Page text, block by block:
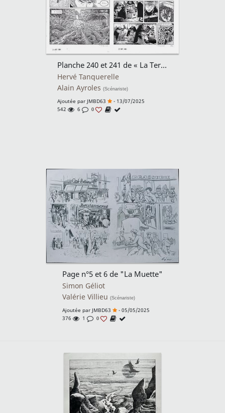
Planche 240 et 241 de « La Terre Verte ».
Hervé Tanquerelle
Alain Ayroles (Scénariste)
Ajoutée par JMBD63
- 13/07/2025
542
6 0
Page n°5 et 6 de "La Muette"
Simon Géliot
Valérie Villieu (Scénariste)
Ajoutée par JMBD63
- 05/05/2025
376
1 0